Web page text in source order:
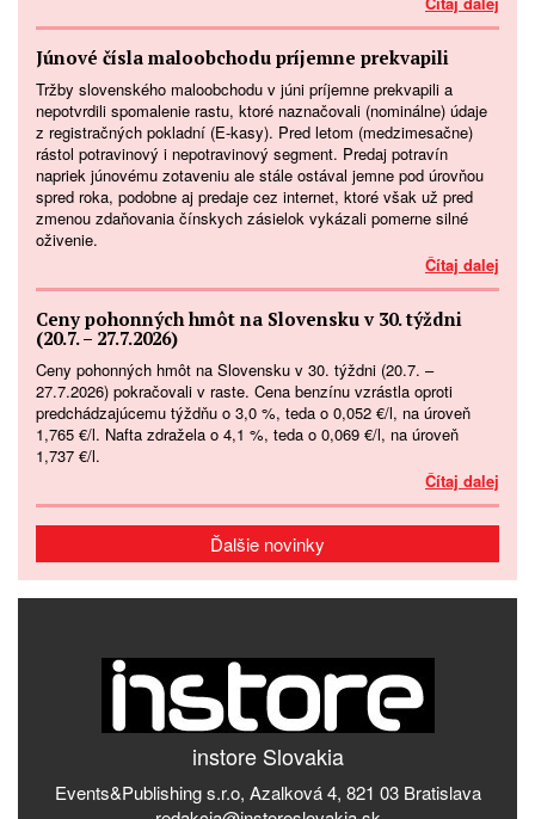
Júnové čísla maloobchodu príjemne prekvapili
Tržby slovenského maloobchodu v júni príjemne prekvapili a
nepotvrdili spomalenie rastu, ktoré naznačovali (nominálne) údaje
z registračných pokladní (E-kasy). Pred letom (medzimesačne)
rástol potravinový i nepotravinový segment. Predaj potravín
napriek júnovému zotaveniu ale stále ostával jemne pod úrovňou
spred roka, podobne aj predaje cez internet, ktoré však už pred
zmenou zdaňovania čínskych zásielok vykázali pomerne silné
oživenie.
Čítaj dalej
Ceny pohonných hmôt na Slovensku v 30. týždni
(20.7. – 27.7.2026)
Ceny pohonných hmôt na Slovensku v 30. týždni (20.7. –
27.7.2026) pokračovali v raste. Cena benzínu vzrástla oproti
predchádzajúcemu týždňu o 3,0 %, teda o 0,052 €/l, na úroveň
1,765 €/l. Nafta zdražela o 4,1 %, teda o 0,069 €/l, na úroveň
1,737 €/l.
Čítaj dalej
Ďalšie novinky
instore Slovakia
Events&Publishing s.r.o, Azalková 4, 821 03 Bratislava